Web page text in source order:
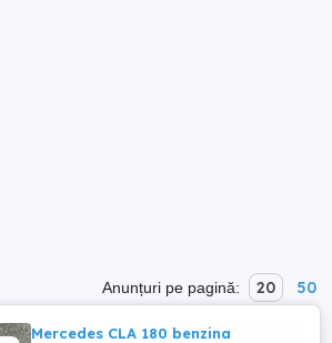
Anunțuri pe pagină: 20 50
Mercedes CLA 180 benzina